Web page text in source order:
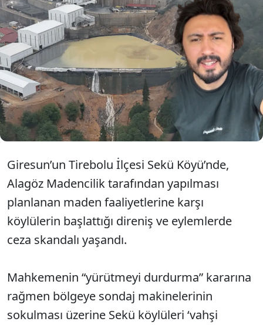
Belediye, Alagöz Madencilik’i pas geçti,
halkın yapacağı miting için afiş asan
vatandaşa 115 bin 21 lira ceza kesti.
Giresun’un Tirebolu İlçesi Sekü Köyü’nde,
Alagöz Madencilik tarafından yapılması
planlanan maden faaliyetlerine karşı
köylülerin başlattığı direniş ve eylemlerde
ceza skandalı yaşandı.
Mahkemenin “yürütmeyi durdurma” kararına
rağmen bölgeye sondaj makinelerinin
sokulması üzerine Sekü köylüleri ‘vahşi